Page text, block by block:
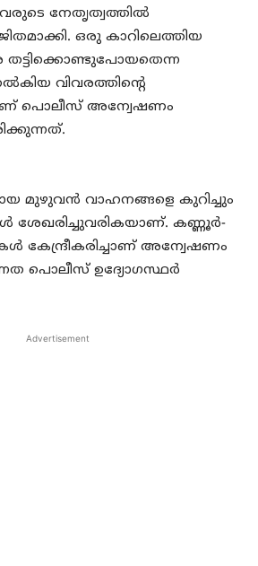
നേതൃത്വത്തില്‍
ഒരു കാറിലെത്തിയ
വിവരത്തിന്റെ
പൊലീസ് അന്വേഷണം
മുഴുവന്‍ വാഹനങ്ങളെ കുറിച്ചും
ശേഖരിച്ചുവരികയാണ്. കണ്ണൂര്‍-
കേന്ദ്രീകരിച്ചാണ് അന്വേഷണം
പൊലീസ് ഉദ്യോഗസ്ഥര്‍
Advertisement